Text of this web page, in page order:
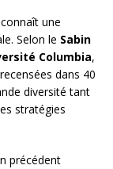
une
Selon le Sabin
Columbia,
dans 40
diversité tant
stratégies
précédent